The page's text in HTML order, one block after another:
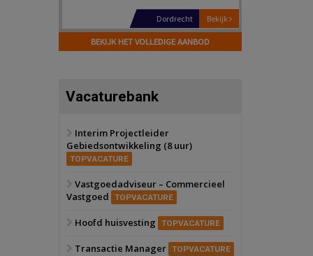
Bekijk
Hilversum
17 september 2026
Voormalig
Zwanenburg
6 oktober 2026
BEKIJK HET VOLLEDIGE AANBOD
Vacaturebank
Interim Projectleider
Gebiedsontwikkeling (8 uur)
TOPVACATURE
Vastgoedadviseur – Commercieel
Vastgoed
TOPVACATURE
Hoofd huisvesting TOPVACATURE
Transactie Manager TOPVACATURE